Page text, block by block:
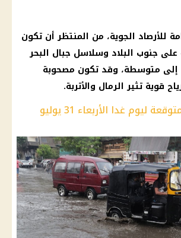
للأرصاد الجوية، من المنتظر أن تكون
على جنوب البلاد وسلاسل جبال البحر
إلى متوسطة، وقد تكون مصحوبة
قوية تثير الرمال والأتربة.
درجات الحرارة المتوقعة ليوم غدا الأربعاء 31 يوليو